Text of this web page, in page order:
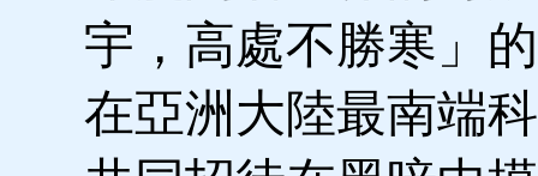
宇，高處不勝寒」
在亞洲大陸最南端